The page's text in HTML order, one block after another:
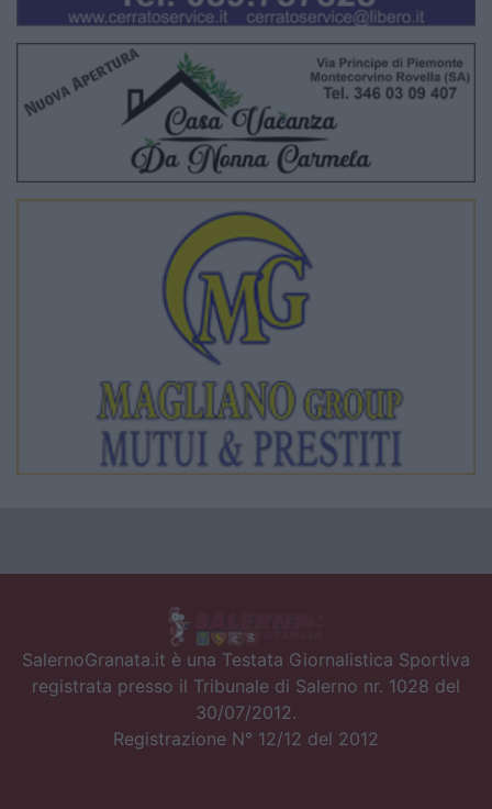
SalernoGranata.it è una Testata Giornalistica Sportiva
registrata presso il Tribunale di Salerno nr. 1028 del
30/07/2012.
Registrazione N° 12/12 del 2012